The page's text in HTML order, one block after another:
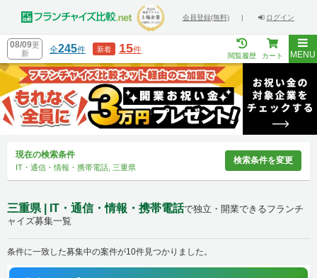
会員登録(無料) | ログイン
08/09更
新
全245件 新着 15件
閲覧履歴 カート MENU
現在の検索条件
IT・通信・情報・携帯電話, 三重県
検索条件を変更
三重県 | IT・通信・情報・携帯電話で独立・開業できるフランチ
ャイズ募集一覧
条件に一致した募集中の案件が10件見つかりました。